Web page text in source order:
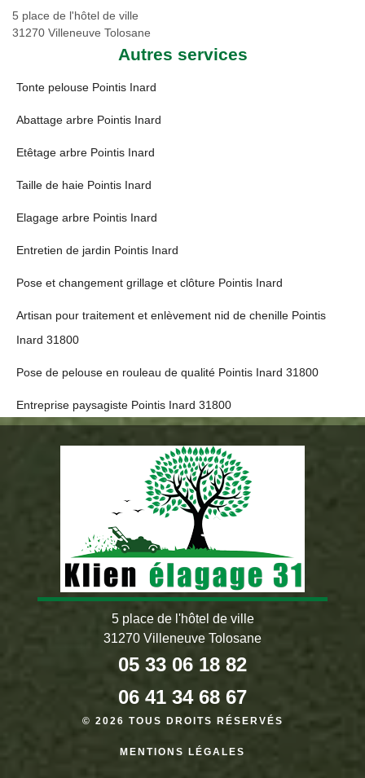
5 place de l'hôtel de ville
31270 Villeneuve Tolosane
Autres services
Tonte pelouse Pointis Inard
Abattage arbre Pointis Inard
Etêtage arbre Pointis Inard
Taille de haie Pointis Inard
Elagage arbre Pointis Inard
Entretien de jardin Pointis Inard
Pose et changement grillage et clôture Pointis Inard
Artisan pour traitement et enlèvement nid de chenille Pointis
Inard 31800
Pose de pelouse en rouleau de qualité Pointis Inard 31800
Entreprise paysagiste Pointis Inard 31800
5 place de l'hôtel de ville
31270 Villeneuve Tolosane
05 33 06 18 82
06 41 34 68 67
© 2026 TOUS DROITS RÉSERVÉS
MENTIONS LÉGALES